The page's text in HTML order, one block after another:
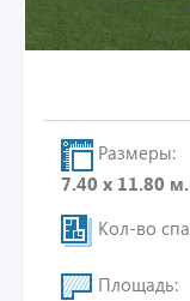
Размеры:
7.40 х 11.80 м.
Кол-во
Площадь: